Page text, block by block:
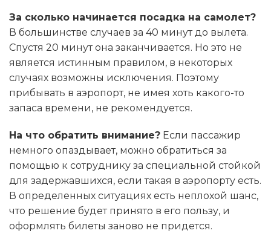
За сколько начинается посадка на самолет?
В большинстве случаев за 40 минут до вылета.
Спустя 20 минут она заканчивается. Но это не
является истинным правилом, в некоторых
случаях возможны исключения. Поэтому
прибывать в аэропорт, не имея хоть какого-то
запаса времени, не рекомендуется.
На что обратить внимание? Если пассажир
немного опаздывает, можно обратиться за
помощью к сотруднику за специальной стойкой
для задержавшихся, если такая в аэропорту есть.
В определенных ситуациях есть неплохой шанс,
что решение будет принято в его пользу, и
оформлять билеты заново не придется.